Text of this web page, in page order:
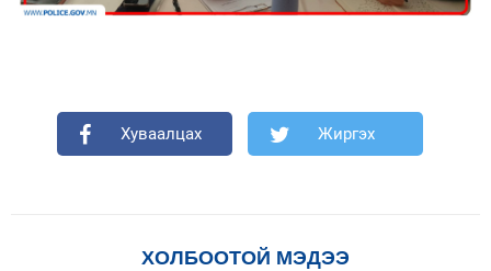
Хуваалцах Жиргэх
ХОЛБООТОЙ МЭДЭЭ